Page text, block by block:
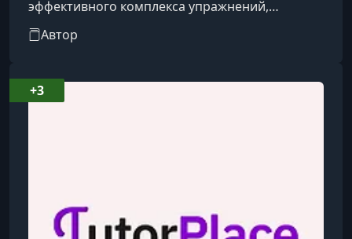
эффективного комплекса упражнений,
направленного на формирование правильной
осанки и укрепление мышц спины.
Автор
+3